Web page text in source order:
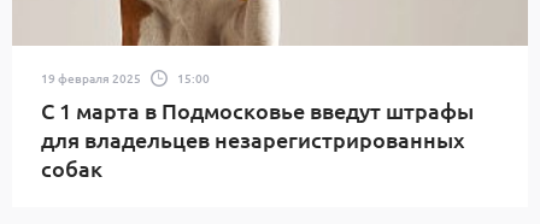
19 февраля 2025 15:00
С 1 марта в Подмосковье введут штрафы
для владельцев незарегистрированных
собак